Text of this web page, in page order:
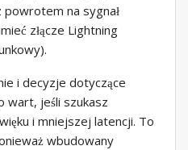
na sygnał
złącze Lightning
i decyzje dotyczące
jeśli szukasz
i mniejszej latencji. To
wbudowany